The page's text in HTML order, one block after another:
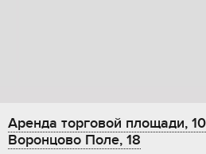
Аренда торговой площади,
Воронцово Поле, 18